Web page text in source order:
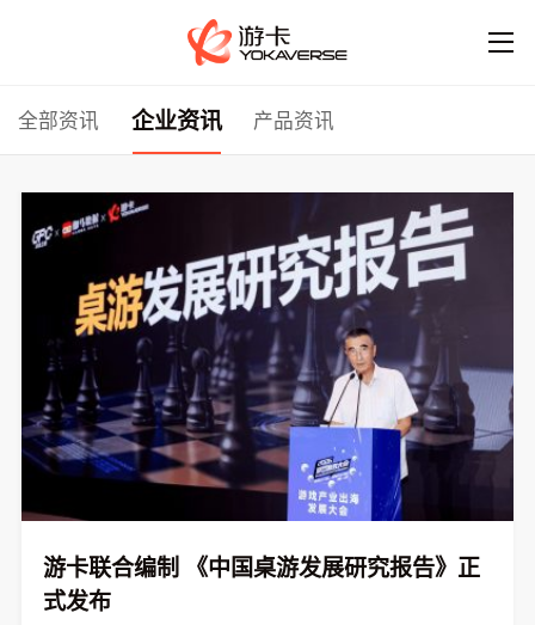
全部资讯 企业资讯 产品资讯
游卡联合编制 《中国桌游发展研究报告》正
式发布